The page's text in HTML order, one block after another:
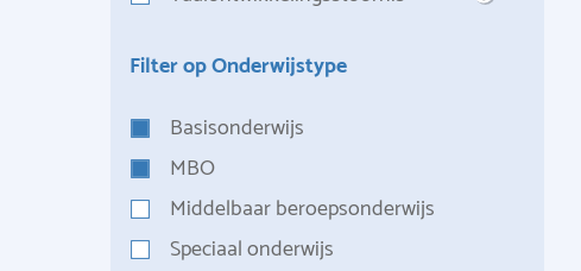
Filter op Onderwijstype
Basisonderwijs
MBO
Middelbaar beroepsonderwijs
Speciaal onderwijs